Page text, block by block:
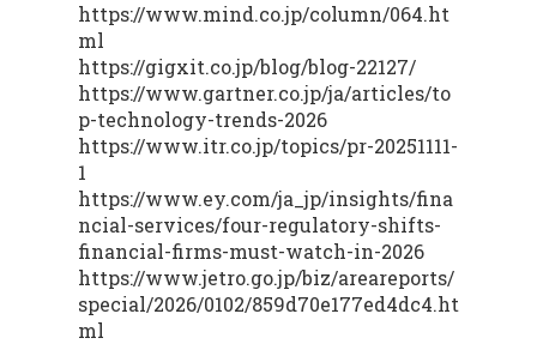
https://www.mind.co.jp/column/064.ht
ml
https://gigxit.co.jp/blog/blog-22127/
https://www.gartner.co.jp/ja/articles/to
p-technology-trends-2026
https://www.itr.co.jp/topics/pr-20251111-
1
https://www.ey.com/ja_jp/insights/fina
ncial-services/four-regulatory-shifts-
financial-firms-must-watch-in-2026
https://www.jetro.go.jp/biz/areareports/
special/2026/0102/859d70e177ed4dc4.ht
ml